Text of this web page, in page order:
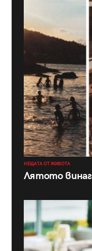
НЕЩАТА ОТ ЖИВОТА
Лятото